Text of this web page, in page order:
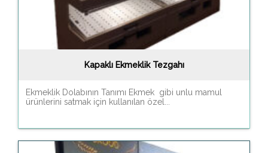
Kapaklı Ekmeklik Tezgahı
Ekmeklik Dolabının Tanımı Ekmek gibi unlu mamul
ürünlerini satmak için kullanılan özel...